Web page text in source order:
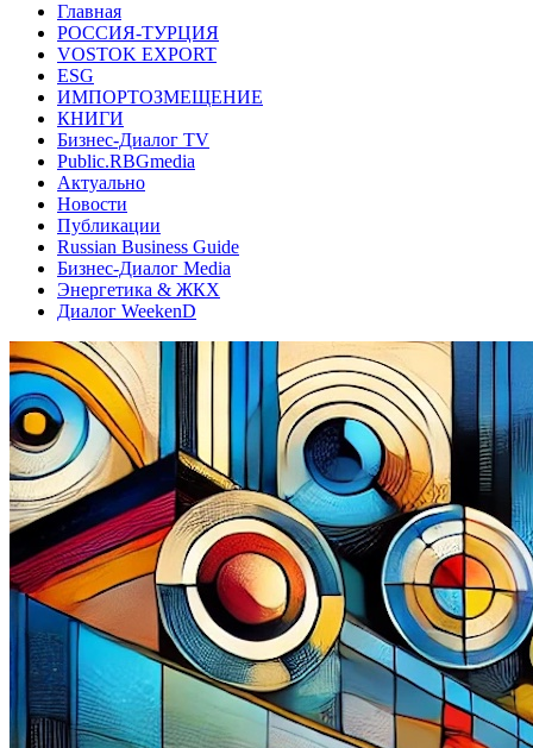
Главная
РОССИЯ-ТУРЦИЯ
VOSTOK EXPORT
ESG
ИМПОРТОЗМЕЩЕНИЕ
КНИГИ
Бизнес-Диалог TV
Public.RBGmedia
Актуально
Новости
Публикации
Russian Business Guide
Бизнес-Диалог Media
Энергетика & ЖКХ
Диалог WeekenD